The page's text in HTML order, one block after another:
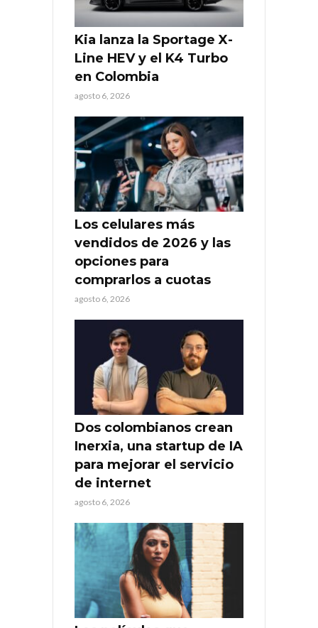
Kia lanza la Sportage X-
Line HEV y el K4 Turbo
en Colombia
agosto 6, 2026
Los celulares más
vendidos de 2026 y las
opciones para
comprarlos a cuotas
agosto 6, 2026
Dos colombianos crean
Inerxia, una startup de IA
para mejorar el servicio
de internet
agosto 6, 2026